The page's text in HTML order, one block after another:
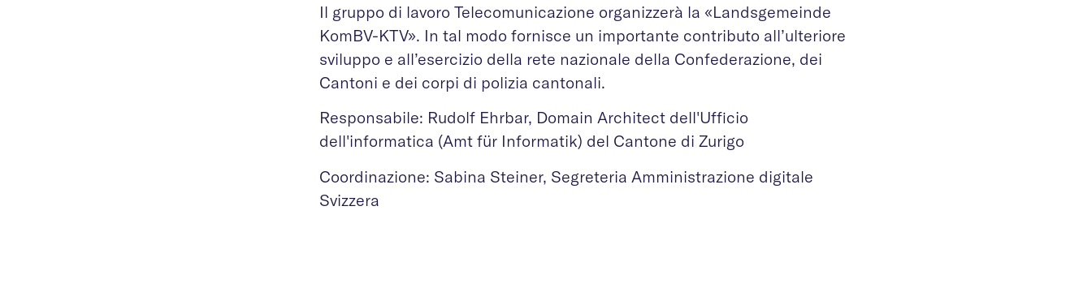
Il gruppo di lavoro Telecomunicazione organizzerà la «Landsgemeinde
KomBV-KTV». In tal modo fornisce un importante contributo all’ulteriore
sviluppo e all’esercizio della rete nazionale della Confederazione, dei
Cantoni e dei corpi di polizia cantonali.
Responsabile: Rudolf Ehrbar, Domain Architect dell'Ufficio
dell'informatica (Amt für Informatik) del Cantone di Zurigo
Coordinazione: Sabina Steiner, Segreteria Amministrazione digitale
Svizzera